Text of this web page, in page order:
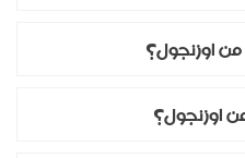
اوزنجول؟
اوزنجول؟